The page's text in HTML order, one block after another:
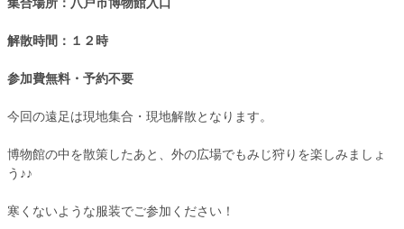
解散時間：１２時
参加費無料・予約不要
今回の遠足は現地集合・現地解散となります。
博物館の中を散策したあと、外の広場でもみじ狩りを楽しみましょ
う♪♪
寒くないような服装でご参加ください！